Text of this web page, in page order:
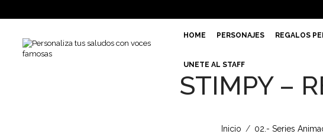
HOME PERSONAJES REGALOS
UNETE AL STAFF
STIMPY –
Inicio / 02.- Series